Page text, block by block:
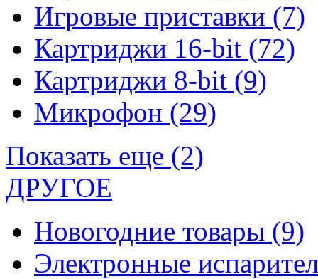
Игровые приставки (7)
Картриджи 16-bit (72)
Картриджи 8-bit (9)
Микрофон (29)
Показать еще (2)
ДРУГОЕ
Новогодние товары (9)
Электронные